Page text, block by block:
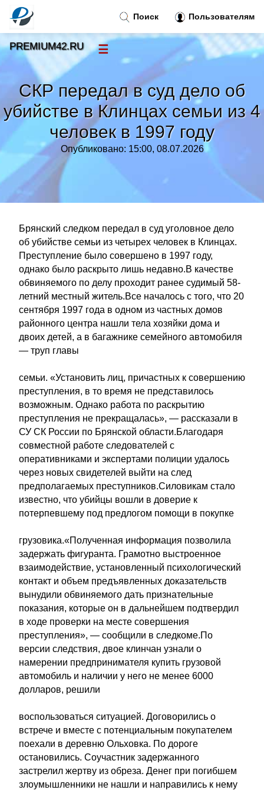
СКР передал в суд дело об
убийстве в Клинцах семьи из 4
человек в 1997 году
Опубликовано: 15:00, 08.07.2026
Брянский следком передал в суд уголовное дело
об убийстве семьи из четырех человек в Клинцах.
Преступление было совершено в 1997 году,
однако было раскрыто лишь недавно.В качестве
обвиняемого по делу проходит ранее судимый 58-
летний местный житель.Все началось с того, что 20
сентября 1997 года в одном из частных домов
районного центра нашли тела хозяйки дома и
двоих детей, а в багажнике семейного автомобиля
— труп главы
семьи. «Установить лиц, причастных к совершению
преступления, в то время не представилось
возможным. Однако работа по раскрытию
преступления не прекращалась», — рассказали в
СУ СК России по Брянской области.Благодаря
совместной работе следователей с
оперативниками и экспертами полиции удалось
через новых свидетелей выйти на след
предполагаемых преступников.Силовикам стало
известно, что убийцы вошли в доверие к
потерпевшему под предлогом помощи в покупке
грузовика.«Полученная информация позволила
задержать фигуранта. Грамотно выстроенное
взаимодействие, установленный психологический
контакт и объем предъявленных доказательств
вынудили обвиняемого дать признательные
показания, которые он в дальнейшем подтвердил
в ходе проверки на месте совершения
преступления», — сообщили в следкоме.По
версии следствия, двое клинчан узнали о
намерении предпринимателя купить грузовой
автомобиль и наличии у него не менее 6000
долларов, решили
воспользоваться ситуацией. Договорились о
встрече и вместе с потенциальным покупателем
поехали в деревню Ольховка. По дороге
остановились. Соучастник задержанного
застрелил жертву из обреза. Денег при погибшем
злоумышленники не нашли и направились к нему
Поиск Пользователям
PREMIUM42.RU ☰
Новости
Тренды новостей»
Рубрики»
Правила »
Контакт»